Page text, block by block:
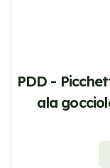
PDD -
ala